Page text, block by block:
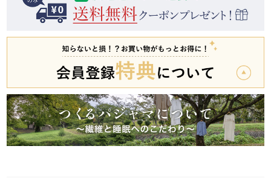
春 夏 冬
すべての生地一覧はこちら
作務衣
ーブ
ズボン単品